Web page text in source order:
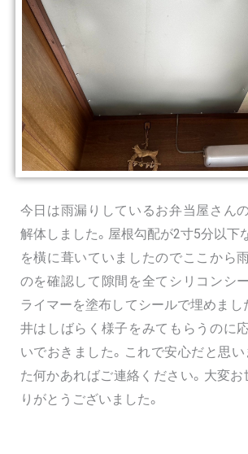
今日は雨漏りしているお弁当屋さん
解体しました。屋根勾配が2寸5分以下
を橫に葺いていましたのでここから
のを確認して隙間を全てシリコンシ
ライマーを塗布してシールで埋めまし
井はしばらく様子をみてもらうのに
いでおきました。これで安心だと思い
た何かあればご連絡ください。大変お
りがとうございました。